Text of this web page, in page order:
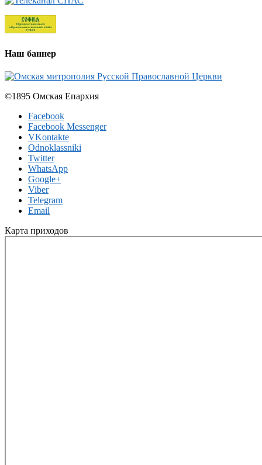
Наш баннер
©1895 Омская Епархия
Facebook
Facebook Messenger
VKontakte
Odnoklassniki
Twitter
WhatsApp
Google+
Viber
Telegram
Email
Карта приходов